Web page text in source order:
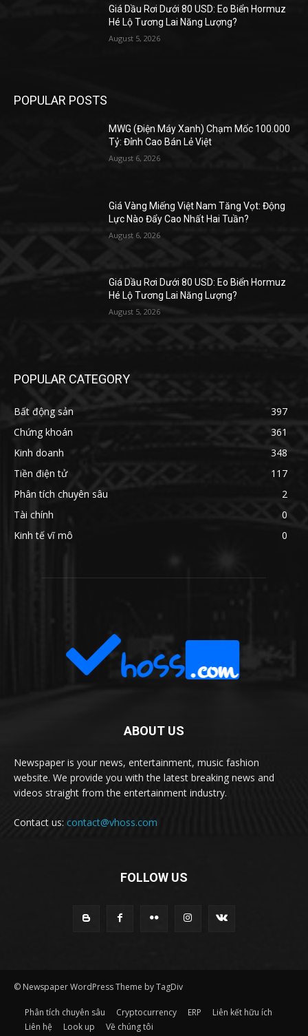
Giá Dầu Rơi Dưới 80 USD: Eo Biển Hormuz
Hé Lộ Tương Lai Năng Lượng?
August 5, 2026
POPULAR POSTS
MWG (Điện Máy Xanh) Chạm Mốc 100.000
Tỷ: Đỉnh Cao Bán Lẻ Việt
August 6, 2026
Giá Vàng Miếng Việt Nam Tăng Vọt: Động
Lực Nào Đẩy Cao Nhất Hai Tuần?
August 6, 2026
Giá Dầu Rơi Dưới 80 USD: Eo Biển Hormuz
Hé Lộ Tương Lai Năng Lượng?
August 5, 2026
POPULAR CATEGORY
Bất động sản
397
Chứng khoán
361
Kinh doanh
348
Tiền điện tử
117
Phân tích chuyên sâu
2
Tài chính
0
Kinh tế vĩ mô
0
ABOUT US
Newspaper is your news, entertainment, music fashion
website. We provide you with the latest breaking news and
videos straight from the entertainment industry.
Contact us: contact@vhoss.com
FOLLOW US
© Newspaper WordPress Theme by TagDiv
Phân tích chuyên sâu Cryptocurrency ERP
Liên kết hữu ích
Liên hệ
Look up Về chúng tôi